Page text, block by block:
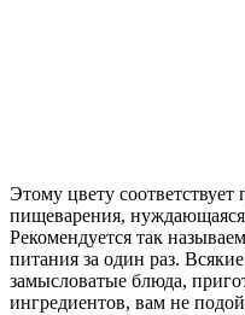
Этому цвету
пищеварения,
Рекомендуется так
питания за один раз.
замысловатые блюда,
ингредиентов, вам не